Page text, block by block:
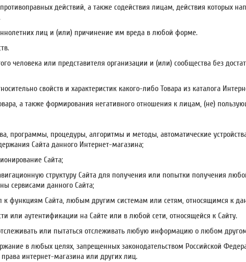
действий, а также содействия лицам, действия которых
лиц и (или) причинение им вреда в любой форме.
человека или представителя организации и (или) сообщества без
свойств и характеристик какого-либо Товара из каталога
а также формирования негативного отношения к лицам, (не)
программы, процедуры, алгоритмы и методы, автоматические
Сайта данного Интернет-магазина;
Сайта;
структуру Сайта для получения или попытки получения
сервисами данного Сайта;
к функциям Сайта, любым другим системам или сетям, относящимся к
или аутентификации на Сайте или в любой сети, относящейся к Сайту.
или пытаться отслеживать любую информацию о любом другом
в любых целях, запрещенных законодательством Российской
интернет-магазина или других лиц.